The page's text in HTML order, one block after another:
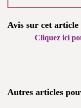
Avis sur cet article
Cliquez ici
Autres articles